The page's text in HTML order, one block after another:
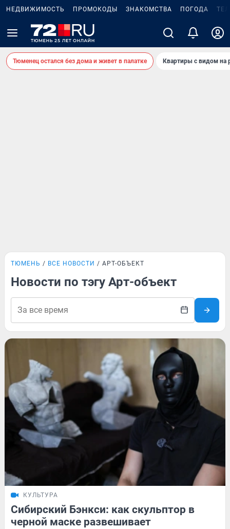
НЕДВИЖИМОСТЬ ПРОМОКОДЫ ЗНАКОМСТВА ПОГОДА
Тюменец остался без дома и живет в палатке Квартиры с видом на
ТЮМЕНЬ ВСЕ НОВОСТИ АРТ-ОБЪЕКТ
Новости по тэгу Арт-объект
КУЛЬТУРА
Сибирский Бэнкси: как скульптор в
черной маске развешивает